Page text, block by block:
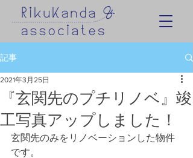
記事
『玄関先のプチリノベ』竣
工写真アップしました！
2021年3月25日
玄関先のみをリノベーションした物件
です。